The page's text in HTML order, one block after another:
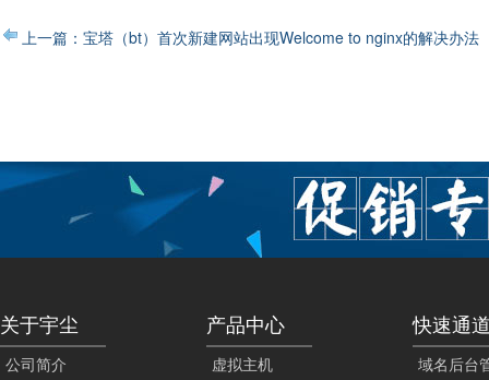
上一篇：宝塔（bt）首次新建网站出现Welcome to nginx的解决办法
关于宇尘
公司简介
产品中心
虚拟主机
快速通
域名后台